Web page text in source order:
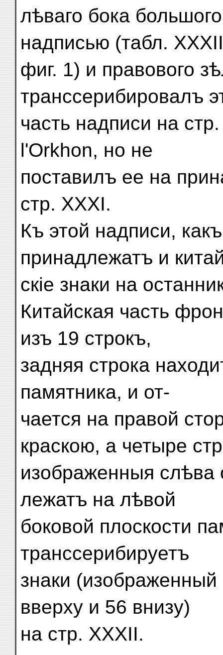
лѣваго бока
надписью (табл.
фиг. 1) и правового
транссерибировалъ
часть надписи на
l'Orkhon, но не
поставилъ ее на
стр. XXXI.
Къ этой надписи,
принадлежатъ и
скіе знаки на
Китайская часть
изъ 19 строкъ,
задняя строка
памятника, и от-
чается на правой
краскою, а четыре
изображенныя слѣва
лежатъ на лѣвой
боковой плоскости
транссерибируетъ
знаки
вверху и 56 внизу)
на стр. XXXII.